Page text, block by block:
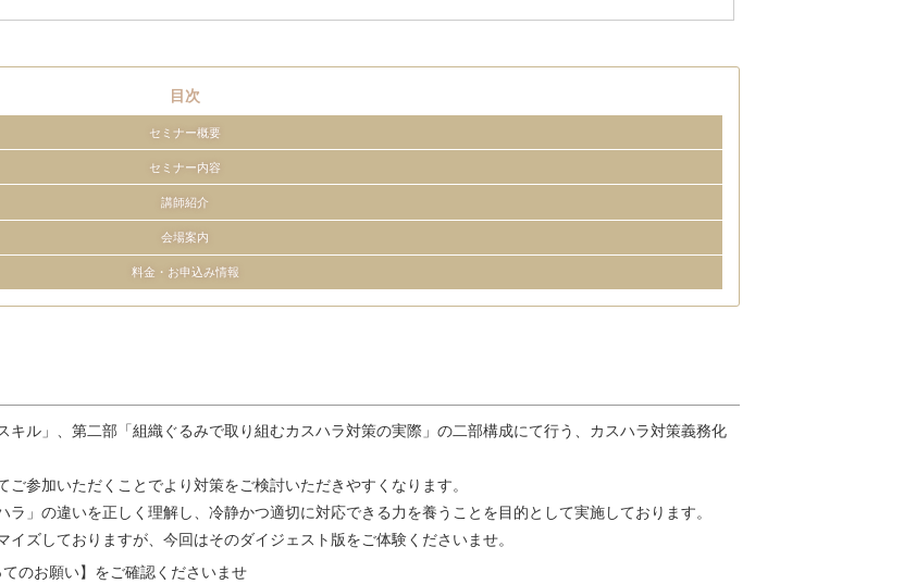
目次
セミナー概要
セミナー内容
講師紹介
会場案内
料金・お申込み情報
ル」、第二部「組織ぐるみで取り組むカスハラ対策の実際」の二部構成にて行う、カスハラ対策義務化
参加いただくことでより対策をご検討いただきやすくなります。
」の違いを正しく理解し、冷静かつ適切に対応できる力を養うことを目的として実施しております。
ズしておりますが、今回はそのダイジェスト版をご体験くださいませ。
のお願い】をご確認くださいませ